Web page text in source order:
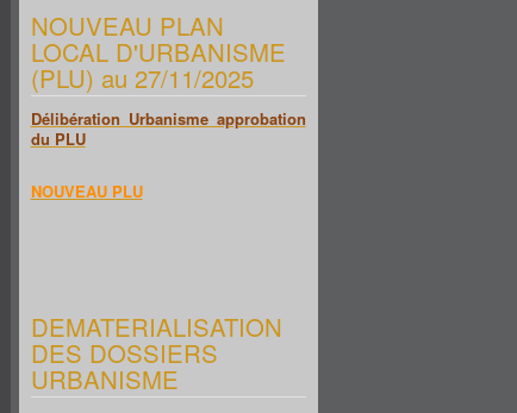
NOUVEAU PLAN
LOCAL D'URBANISME
(PLU) au 27/11/2025
Délibération Urbanisme approbation
du PLU
NOUVEAU PLU
DEMATERIALISATION
DES DOSSIERS
URBANISME